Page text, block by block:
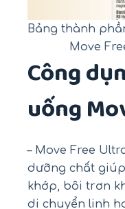
Bảng thành
Move
Công
uống
– Move Free
dưỡng chất
khớp, bôi trơn
di chuyển linh